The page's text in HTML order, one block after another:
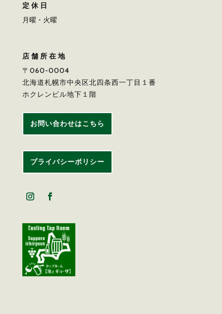
定休日
月曜・火曜
店舗所在地
〒060-0004
北海道札幌市中央区北四条西一丁目１番
ホクレンビル地下１階
お問い合わせはこちら
プライバシーポリシー